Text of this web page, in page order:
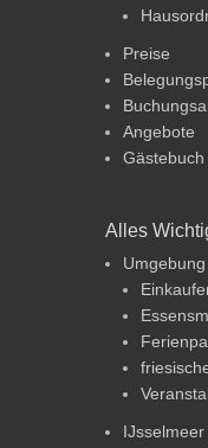
Preise
Angebote
Gästebuch
Alles
Umgebung
IJsselmeer